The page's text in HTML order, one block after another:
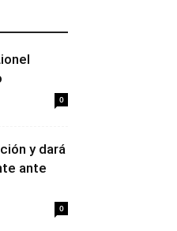
0
y dará
ante
0